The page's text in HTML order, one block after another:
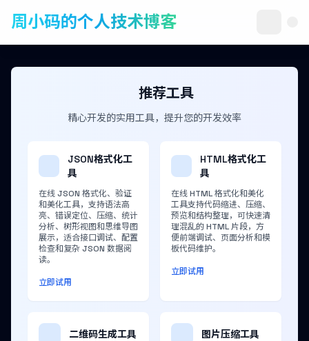
周小码的个人技术博客
推荐工具
精心开发的实用工具，提升您的开发效率
JSON格式化工
具
在线 JSON 格式化、验证
和美化工具，支持语法高
亮、错误定位、压缩、统计
分析、树形视图和思维导图
展示，适合接口调试、配置
检查和复杂 JSON 数据阅
读。
立即试用
HTML格式化工
具
在线 HTML 格式化和美化
工具支持代码缩进、压缩、
预览和结构整理，可快速清
理混乱的 HTML 片段，方
便前端调试、页面分析和模
板代码维护。
立即试用
二维码生成工具 图片压缩工具